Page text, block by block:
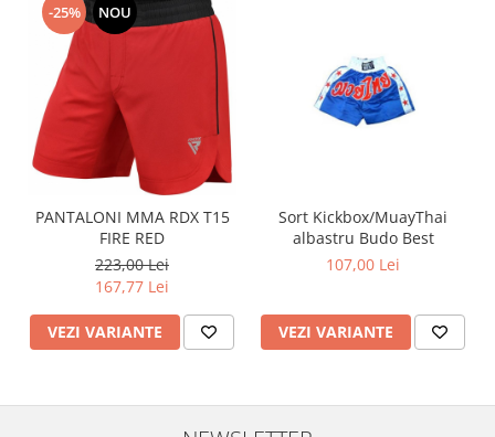
-25% NOU
PANTALONI MMA RDX T15
FIRE RED
223,00 Lei
167,77 Lei
VEZI VARIANTE
Sort Kickbox/MuayThai
albastru Budo Best
107,00 Lei
VEZI VARIANTE